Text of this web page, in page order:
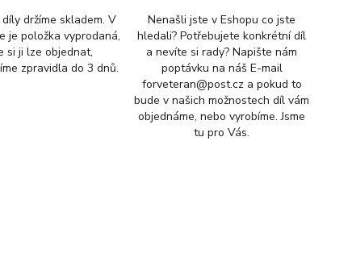
držíme skladem. V
je položka vyprodaná,
si ji lze objednat,
zpravidla do 3 dnů.
Nenašli jste v Eshopu co jste
hledali? Potřebujete konkrétní díl
a nevíte si rady? Napište nám
poptávku na náš E-mail
forveteran@post.cz a pokud to
bude v našich možnostech díl vám
objednáme, nebo vyrobíme. Jsme
tu pro Vás.